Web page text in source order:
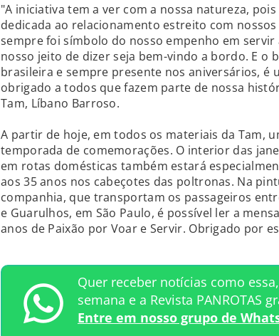
"A iniciativa tem a ver com a nossa natureza,
dedicada ao relacionamento estreito com
sempre foi símbolo do nosso empenho em servir
nosso jeito de dizer seja bem-vindo a bordo. E o
brasileira e sempre presente nos aniversários, é
obrigado a todos que fazem parte de nossa
Tam, Líbano Barroso.
A partir de hoje, em todos os materiais da Tam,
temporada de comemorações. O interior das
em rotas domésticas também estará
aos 35 anos nos cabeçotes das poltronas. Na
companhia, que transportam os passageiros
e Guarulhos, em São Paulo, é possível ler a
anos de Paixão por Voar e Servir. Obrigado por
Quer receber notícias como
semana e a Revista PANROTAS
Entre em nosso grupo de